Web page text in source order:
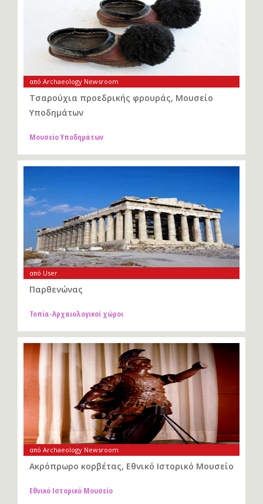
από Archaeology Newsroom
Τσαρούχια προεδρικής φρουράς, Μουσείο
Υποδημάτων
Μουσείο Υποδημάτων
από User
Παρθενώνας
Τοπία-Αρχαιολογικοί χώροι
από Archaeology Newsroom
Ακρόπρωρο κορβέτας, Εθνικό Ιστορικό Μουσείο
Εθνικό Ιστορικό Μουσείο